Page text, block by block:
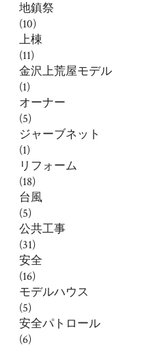
地鎮祭
(10)
上棟
(11)
金沢上荒屋モデル
(1)
オーナー
(5)
ジャーブネット
(1)
リフォーム
(18)
台風
(5)
公共工事
(31)
安全
(16)
モデルハウス
(5)
安全パトロール
(6)